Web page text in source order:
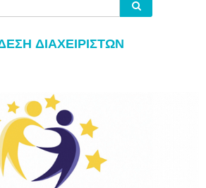
ΔΙΑΧΕΙΡΙΣΤΏΝ